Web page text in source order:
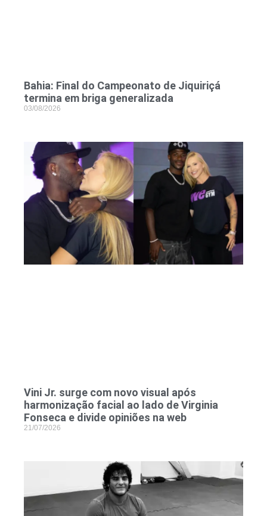
Bahia: Final do Campeonato de Jiquiriçá
termina em briga generalizada
03/08/2026
Vini Jr. surge com novo visual após
harmonização facial ao lado de Virginia
Fonseca e divide opiniões na web
21/07/2026